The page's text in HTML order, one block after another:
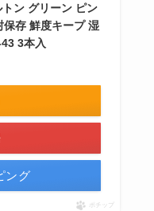
ン グリーン ピン
存 鮮度キープ 湿
3本入
ング
ポチップ